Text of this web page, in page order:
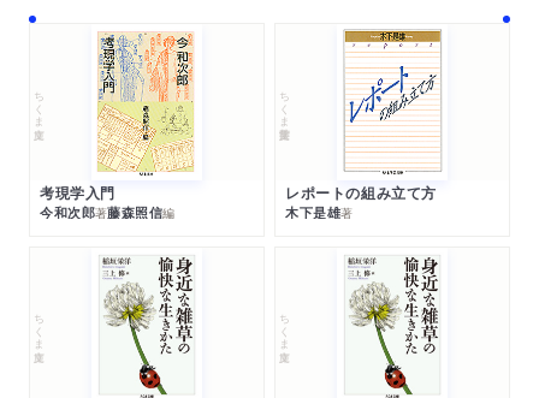
ちくま文庫
考現学入門
今和次郎著藤森照信編
ちくま学芸文庫
レポートの組み立て方
木下是雄著
ちくま文庫 ちくま文庫